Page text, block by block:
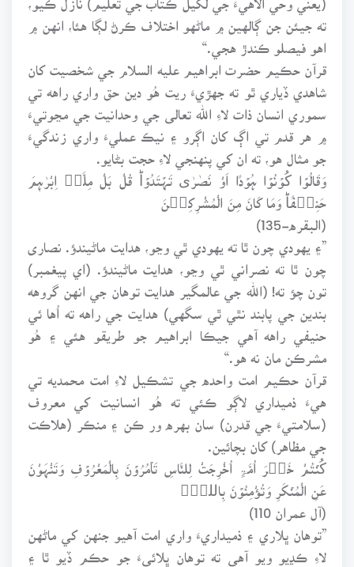
ته جيئن جن ڳالهين ۾ ماڻهو اختلاف ڪرڻ لڳا هئا، انهن ۾
اهو فيصلو ڪندڙ هجي.“
قرآن حڪيم حضرت ابراهيم عليه السلام جي شخصيت کان
شاهدي ڏياري ٿو ته جهڙيءَ ريت هُو دين حق واري راهه تي
سموري انسان ذات لاءِ الله تعالى جي وحدانيت جي مڃوتيءَ
۾ هر قدم تي اڳ کان اڳرو ۽ نيڪ عمليءَ واري زندگيءَ
جو مثال هو، ته ان کي پنهنجي لاءِ حجت بڻايو.
وَقَالُوۡا كُوۡنُوۡا ہُوۡدًا اَوْ نَصٰرٰی تَہۡتَدُوۡاؕ قُلْ بَلْ مِلَّۃَ اِبْرٰہٖمَ
حَنِیۡفًاؕ وَمَا کَانَ مِنَ الْمُشْرِکِیۡنَ
(البقره-135)
”۽ يهودي چون ٿا ته يهودي ٿي وڃو، هدايت ماڻيندؤ. نصارى
چون ٿا ته نصراني ٿي وڃو، هدايت ماڻيندؤ. (اي پيغمبر)
تون چؤ ته! (الله جي عالمگير هدايت توهان جي انهن گروهه
بندين جي پابند نٿي ٿي سگهي) هدايت جي راهه ته اُها ئي
حنيفي راهه آهي جيڪا ابراهيم جو طريقو هئي ۽ هُو
مشرڪن مان نه هو.“
قرآن حڪيم امت واحده جي تشڪيل لاءِ امت محمديه تي
هيءَ ذميداري لاڳو ڪئي ته هُو انسانيت کي معروف
(سلامتيءَ جي قدرن) سان بهره ور ڪن ۽ منڪر (هلاڪت
جي مظاهر) کان بچائين.
كُنۡتُمْ خَیۡرَ اُمَّۃٍ اُخْرِجَتْ لِلنَّاسِ تَاۡمُرُوۡنَ بِالْمَعْرُوۡفِ وَتَنْہَوْنَ
عَنِ الْمُنۡکَرِ وَتُؤْمِنُوۡنَ بِاللہِؕ
(آل عمران 110)
”توهان ڀلاري ۽ ذميداريءَ واري امت آهيو جنهن کي ماڻهن
لاءِ ڪڍيو ويو آهي ته توهان ڀلائيءَ جو حڪم ڏيو ٿا ۽